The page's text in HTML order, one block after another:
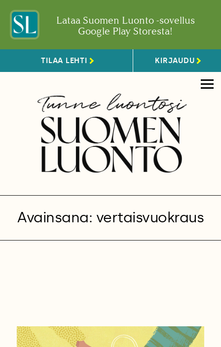
Lataa Suomen Luonto -sovellus
Google Play Storesta!
TILAA LEHTI KIRJAUDU
Avainsana: vertaisvuokraus